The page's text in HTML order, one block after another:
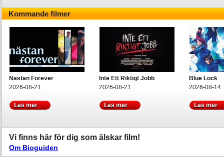
Kommande filmer
Nästan Forever
2026-08-21
Läs mer
Inte Ett Riktigt Jobb
2026-08-21
Läs mer
Blue Lock
2026-08-14
Läs mer
Vi finns här för dig som älskar film!
Om Bioguiden